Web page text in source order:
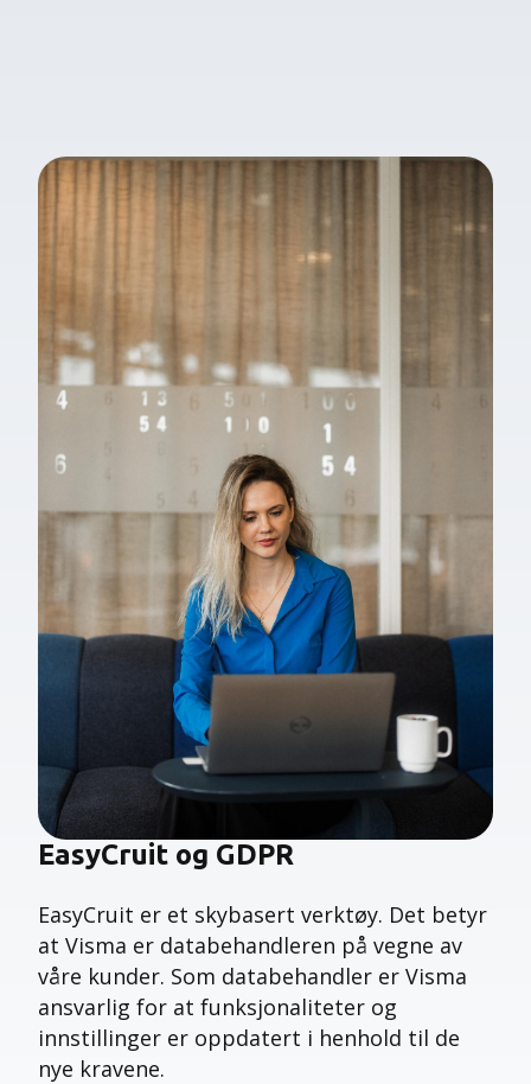
EasyCruit og GDPR
EasyCruit er et skybasert verktøy. Det betyr
at Visma er databehandleren på vegne av
våre kunder. Som databehandler er Visma
ansvarlig for at funksjonaliteter og
innstillinger er oppdatert i henhold til de
nye kravene.